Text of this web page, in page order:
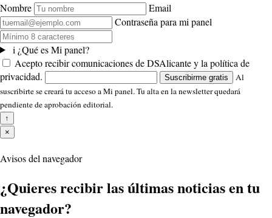
Nombre
Email
Contraseña para mi panel
i ¿Qué es Mi panel?
Acepto recibir comunicaciones de DSAlicante y la política de
privacidad.
Suscribirme gratis
Al
suscribirte se creará tu acceso a Mi panel. Tu alta en la newsletter quedará
pendiente de aprobación editorial.
↑
×
Avisos del navegador
¿Quieres recibir las últimas noticias en tu
navegador?